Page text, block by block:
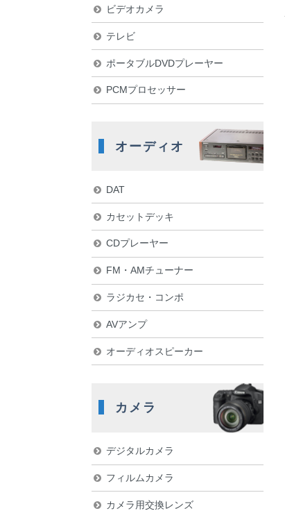
ビデオカメラ
テレビ
ポータブルDVDプレーヤー
PCMプロセッサー
オーディオ
DAT
カセットデッキ
CDプレーヤー
FM・AMチューナー
ラジカセ・コンポ
AVアンプ
オーディオスピーカー
カメラ
デジタルカメラ
フィルムカメラ
カメラ用交換レンズ